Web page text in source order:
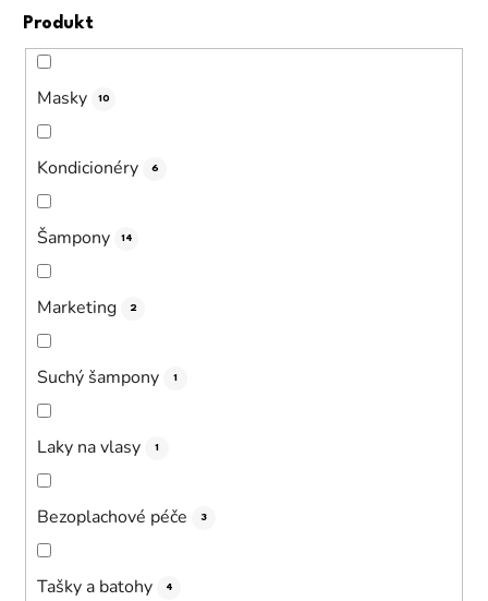
Produkt
Masky 10
Kondicionéry 6
Šampony 14
Marketing 2
Suchý šampony 1
Laky na vlasy 1
Bezoplachové péče 3
Tašky a batohy 4